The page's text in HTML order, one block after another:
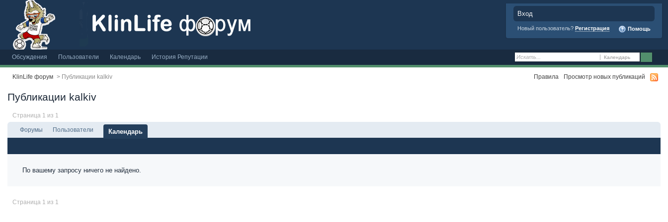
Вход
Новый пользователь? Регистрация Помощь
Календарь
Обсуждения Пользователи Календарь История Репутации
KlinLife форум > Публикации kalkiv Правила Просмотр новых публикаций
Публикации kalkiv
Страница 1 из 1
Форумы Пользователи Календарь
По вашему запросу ничего не найдено.
Страница 1 из 1